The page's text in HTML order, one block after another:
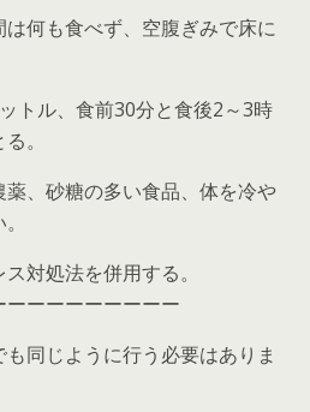
何も食べず、空腹ぎみで床に
トル、食前30分と食後2～3時
。
薬、砂糖の多い食品、体を冷や
対処法を併用する。
ーーーーーーーー
同じように行う必要はありま